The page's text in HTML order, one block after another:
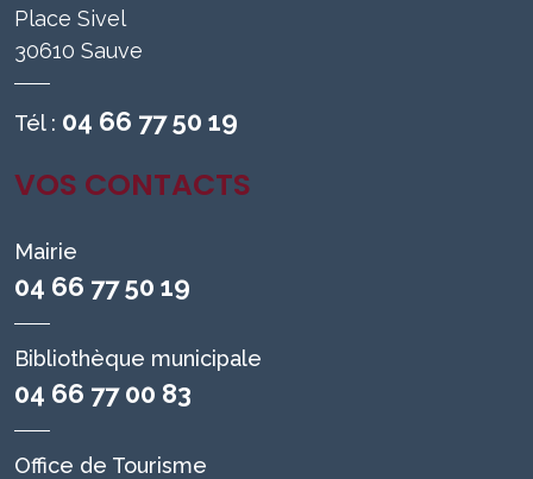
Place Sivel
30610 Sauve
Tél : 04 66 77 50 19
VOS CONTACTS
Mairie
04 66 77 50 19
Bibliothèque municipale
04 66 77 00 83
Office de Tourisme